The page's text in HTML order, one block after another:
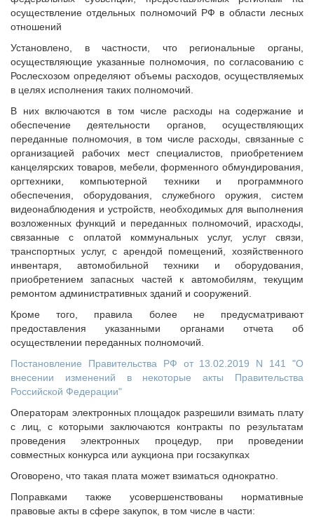
осуществление отдельных полномочий РФ в области лесных
отношений
Установлено, в частности, что региональные органы,
осуществляющие указанные полномочия, по согласованию с
Рослесхозом определяют объемы расходов, осуществляемых
в целях исполнения таких полномочий.
В них включаются в том числе расходы на содержание и
обеспечение деятельности органов, осуществляющих
переданные полномочия, в том числе расходы, связанные с
организацией рабочих мест специалистов, приобретением
канцелярских товаров, мебели, форменного обмундирования,
оргтехники, компьютерной техники и программного
обеспечения, оборудования, служебного оружия, систем
видеонаблюдения и устройств, необходимых для выполнения
возложенных функций и переданных полномочий, ирасходы,
связанные с оплатой коммунальных услуг, услуг связи,
транспортных услуг, с арендой помещений, хозяйственного
инвентаря, автомобильной техники и оборудования,
приобретением запасных частей к автомобилям, текущим
ремонтом административных зданий и сооружений.
Кроме того, правила более не предусматривают
предоставления указанными органами отчета об
осуществлении переданных полномочий.
Постановление Правительства РФ от 13.02.2019 N 141 "О
внесении изменений в некоторые акты Правительства
Российской Федерации"
Операторам электронных площадок разрешили взимать плату
с лиц, с которыми заключаются контракты по результатам
проведения электронных процедур, при проведении
совместных конкурса или аукциона при госзакупках
Оговорено, что такая плата может взиматься однократно.
Поправками также усовершенствованы нормативные
правовые акты в сфере закупок, в том числе в части: